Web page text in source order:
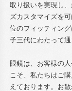
取り扱いを実現し
ズカスタマイズを
位のフィッティン
子三代にわたって
眼鏡は、お客様の
こそ、私たちはご
えております。お